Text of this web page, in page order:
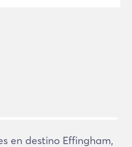
en destino Effingham,